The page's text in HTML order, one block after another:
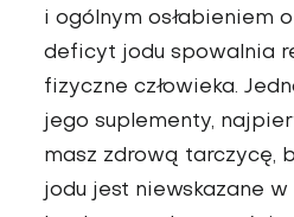
i ogólnym osłabieniem
deficyt jodu spowalnia
fizyczne człowieka.
jego suplementy,
masz zdrową tarczycę,
jodu jest niewskazane